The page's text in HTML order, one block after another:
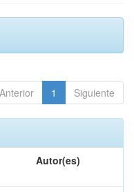
Anterior 1 Siguiente
Autor(es)